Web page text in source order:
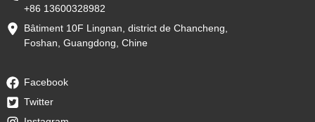
+86 13600328982
Bâtiment 10F Lingnan, district de Chancheng,
Foshan, Guangdong, Chine
Facebook
Twitter